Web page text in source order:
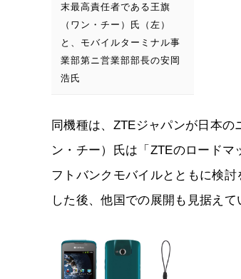
末最高責任者である王旗
（ワン・チー）氏（左）
と、モバイルターミナル事
業部第ニ営業部部長の安岡
浩氏
同機種は、ZTEジャパンが日本
ン・チー）氏は「ZTEのロード
フトバンクモバイルとともに検
した後、他国での展開も見据えて